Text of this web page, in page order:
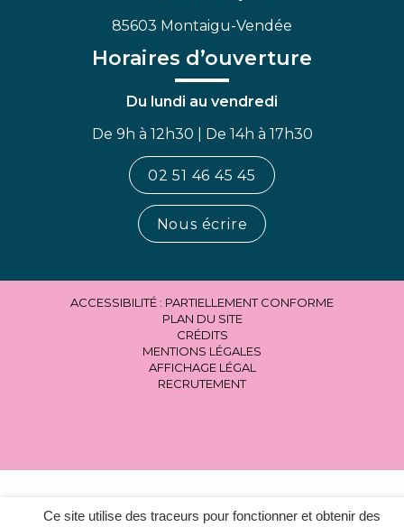
Ce site utilise des traceurs pour fonctionner et obtenir des
85603 Montaigu-Vendée
Horaires d’ouverture
Du lundi au vendredi
De 9h à 12h30 | De 14h à 17h30
02 51 46 45 45
Nous écrire
ACCESSIBILITÉ : PARTIELLEMENT CONFORME
PLAN DU SITE
CRÉDITS
MENTIONS LÉGALES
AFFICHAGE LÉGAL
RECRUTEMENT